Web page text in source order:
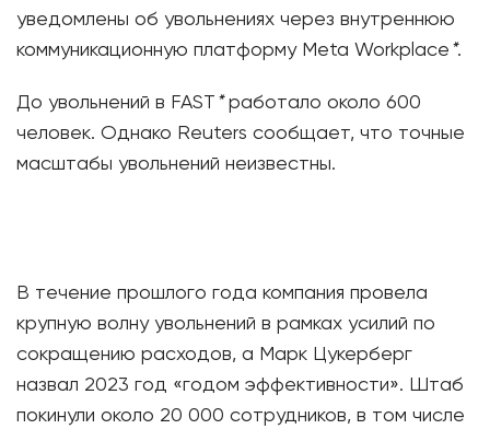
уведомлены об увольнениях через внутреннюю
коммуникационную платформу Meta Workplace *.
До увольнений в FAST *работало около 600
человек. Однако Reuters сообщает, что точные
масштабы увольнений неизвестны.
В течение прошлого года компания провела
крупную волну увольнений в рамках усилий по
сокращению расходов, а Марк Цукерберг
назвал 2023 год «годом эффективности». Штаб
покинули около 20 000 сотрудников, в том числе